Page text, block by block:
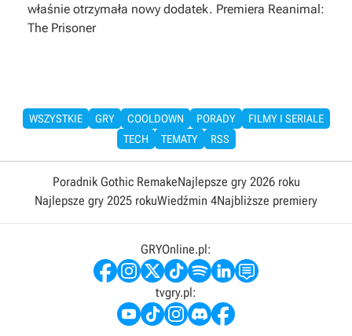
właśnie otrzymała nowy dodatek. Premiera Reanimal:
The Prisoner
WSZYSTKIE GRY COOLDOWN PORADY
FILMY I SERIALE
TECH
TEMATY RSS
Poradnik Gothic RemakeNajlepsze gry 2026 roku
Najlepsze gry 2025 rokuWiedźmin 4Najbliższe premiery
GRYOnline.pl:
tvgry.pl: